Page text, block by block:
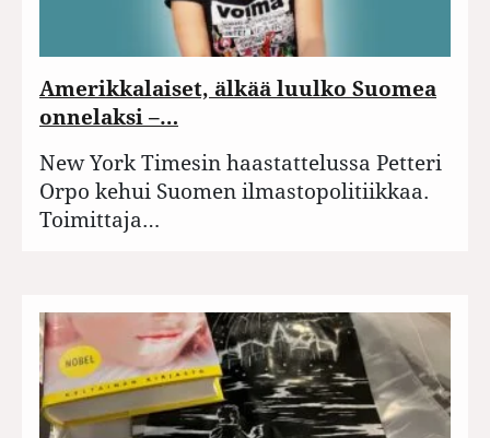
Amerikkalaiset, älkää luulko Suomea
onnelaksi –…
New York Timesin haastattelussa Petteri
Orpo kehui Suomen ilmastopolitiikkaa.
Toimittaja…